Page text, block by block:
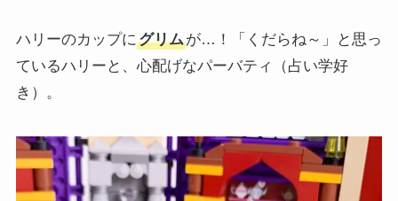
ハリーのカップにグリムが…！「くだらね～」と思っ
ているハリーと、心配げなパーバティ（占い学好
き）。